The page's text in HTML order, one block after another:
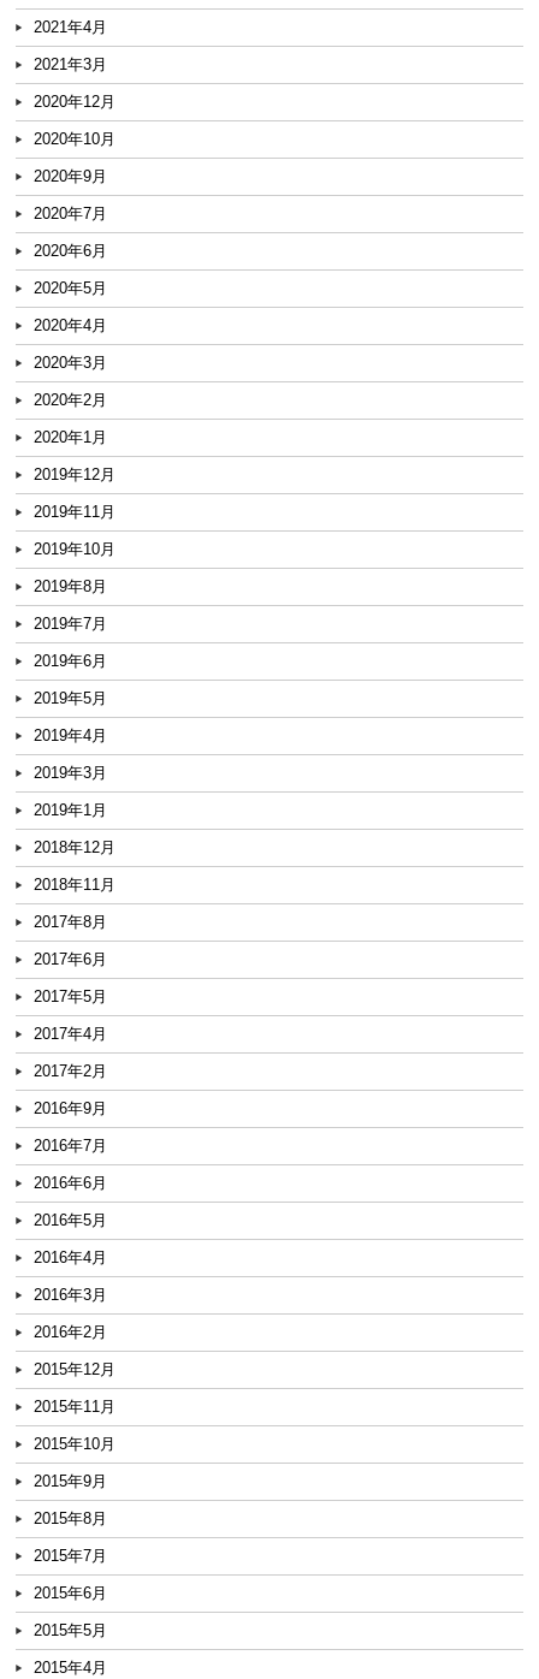
2021年4月
2021年3月
2020年12月
2020年10月
2020年9月
2020年7月
2020年6月
2020年5月
2020年4月
2020年3月
2020年2月
2020年1月
2019年12月
2019年11月
2019年10月
2019年8月
2019年7月
2019年6月
2019年5月
2019年4月
2019年3月
2019年1月
2018年12月
2018年11月
2017年8月
2017年6月
2017年5月
2017年4月
2017年2月
2016年9月
2016年7月
2016年6月
2016年5月
2016年4月
2016年3月
2016年2月
2015年12月
2015年11月
2015年10月
2015年9月
2015年8月
2015年7月
2015年6月
2015年5月
2015年4月